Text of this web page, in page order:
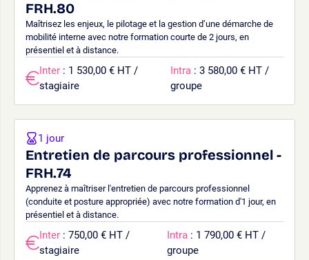
FRH.80
Maîtrisez les enjeux, le pilotage et la gestion d’une démarche de
mobilité interne avec notre formation courte de 2 jours, en
présentiel et à distance.
Inter : 1 530,00 € HT /
stagiaire
Intra : 3 580,00 € HT /
groupe
Entretien de parcours professionnel -
FRH.74
Apprenez à maîtriser l'entretien de parcours professionnel
(conduite et posture appropriée) avec notre formation d'1 jour, en
présentiel et à distance.
1 jour
Inter : 750,00 € HT /
stagiaire
Intra : 1 790,00 € HT /
groupe